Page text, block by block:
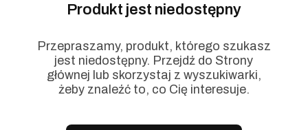
Produkt jest niedostępny
Przepraszamy, produkt, którego szukasz
jest niedostępny. Przejdź do Strony
głównej lub skorzystaj z wyszukiwarki,
żeby znaleźć to, co Cię interesuje.